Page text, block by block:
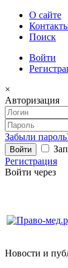
О сайте
Поиск
Войти
×
Авторизация
Забыли
Регистрация
Войти через
Новости и